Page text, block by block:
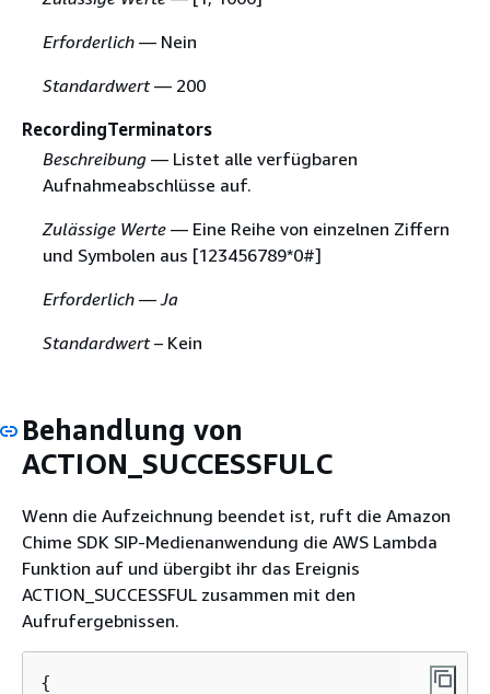
Erforderlich— Nein
Standardwert— 200
RecordingTerminators
Beschreibung— Listet alle verfügbaren
Aufnahmeabschlüsse auf.
Zulässige Werte— Eine Reihe von einzelnen Ziffern
und Symbolen aus [123456789*0#]
Erforderlich — Ja
Standardwert– Kein
Behandlung von
ACTION_SUCCESSFULC
Wenn die Aufzeichnung beendet ist, ruft die Amazon
Chime SDK SIP-Medienanwendung die AWS Lambda
Funktion auf und übergibt ihr das Ereignis
ACTION_SUCCESSFUL zusammen mit den
Aufrufergebnissen.
{